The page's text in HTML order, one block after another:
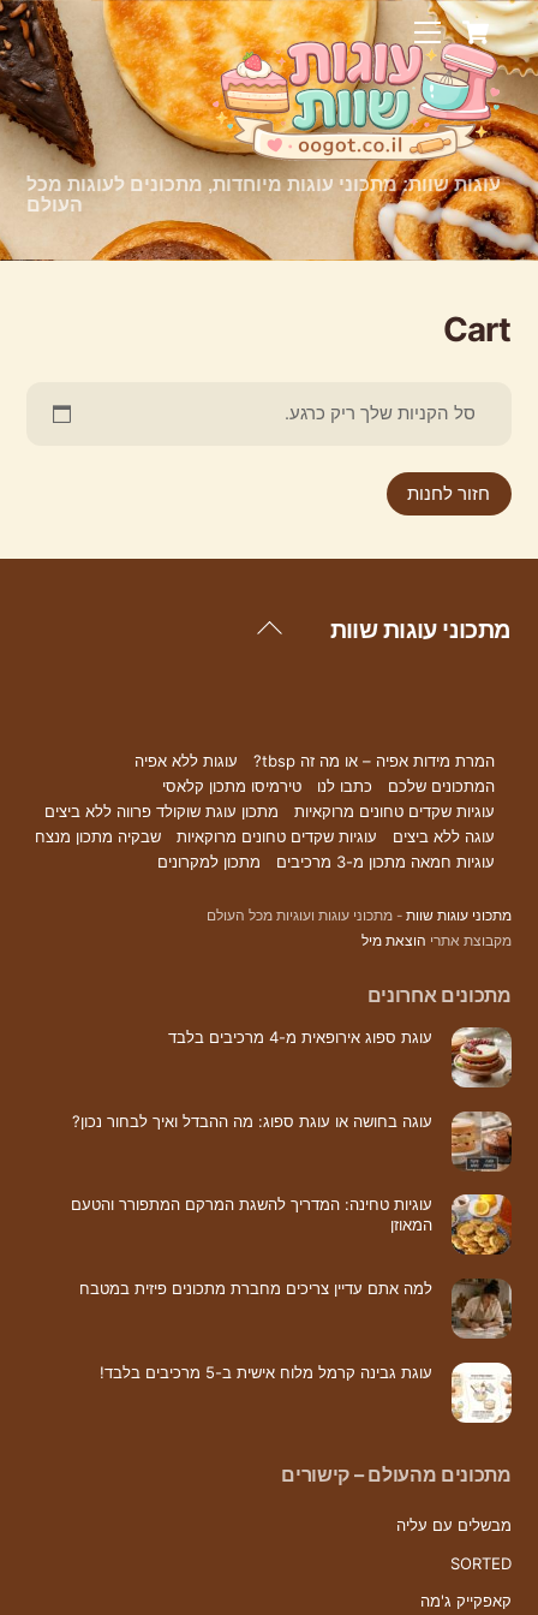
Skip
to
content
MenuCart
עוגות שוות: מתכוני עוגות מיוחדות, מתכונים לעוגות מכל
העולם
Cart
סל הקניות שלך ריק כרגע.
חזור לחנות
Back
מתכוני עוגות שוות
Facebook
המרת מידות אפיה – או מה זה tbsp?
עוגות ללא אפיה
המתכונים שלכם
כתבו לנו
טירמיסו מתכון קלאסי
עוגיות שקדים טחונים מרוקאיות
מתכון עוגת שוקולד פרווה ללא ביצים
עוגה ללא ביצים
עוגיות שקדים טחונים מרוקאיות
שבקיה מתכון מנצח
עוגיות חמאה מתכון מ-3 מרכיבים
מתכון למקרונים
מתכוני עוגות שוות - מתכוני עוגות ועוגיות מכל העולם
מקבוצת אתרי הוצאת מיל
מתכונים אחרונים
עוגת ספוג אירופאית מ-4 מרכיבים בלבד
עוגה בחושה או עוגת ספוג: מה ההבדל ואיך לבחור נכון?
עוגיות טחינה: המדריך להשגת המרקם המתפורר והטעם
המאוזן
למה אתם עדיין צריכים מחברת מתכונים פיזית במטבח
עוגת גבינה קרמל מלוח אישית ב-5 מרכיבים בלבד!
מתכונים מהעולם – קישורים
מבשלים עם עליה
SORTED
קאפקייק ג'מה